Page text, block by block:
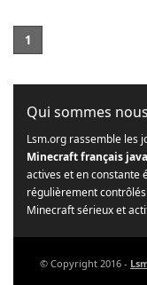
1
Qui sommes
Lsm.org rassemble les
Minecraft français
actives et en constante
régulièrement
Minecraft sérieux et
© Copyright 2016 -